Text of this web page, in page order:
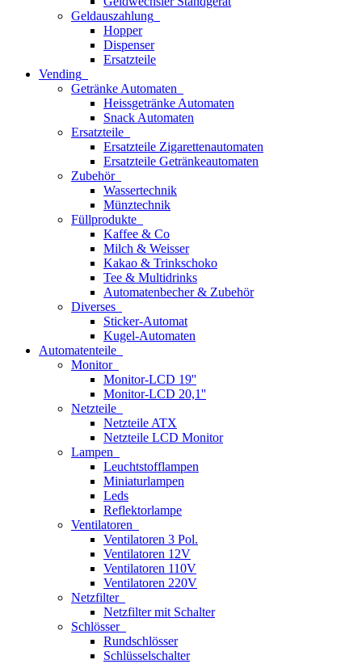
Geldauszahlung
Hopper
Dispenser
Ersatzteile
Vending
Getränke Automaten
Heissgetränke Automaten
Snack Automaten
Ersatzteile
Ersatzteile Zigarettenautomaten
Ersatzteile Getränkeautomaten
Zubehör
Wassertechnik
Münztechnik
Füllprodukte
Kaffee & Co
Milch & Weisser
Kakao & Trinkschoko
Tee & Multidrinks
Automatenbecher & Zubehör
Diverses
Sticker-Automat
Kugel-Automaten
Automatenteile
Monitor
Monitor-LCD 19''
Monitor-LCD 20,1''
Netzteile
Netzteile ATX
Netzteile LCD Monitor
Lampen
Leuchtstofflampen
Miniaturlampen
Leds
Reflektorlampe
Ventilatoren
Ventilatoren 3 Pol.
Ventilatoren 12V
Ventilatoren 110V
Ventilatoren 220V
Netzfilter
Netzfilter mit Schalter
Schlösser
Rundschlösser
Schlüsselschalter